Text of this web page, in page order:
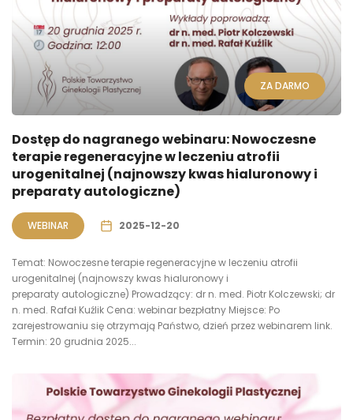
ZA DARMO
Dostęp do nagranego webinaru: Nowoczesne
terapie regeneracyjne w leczeniu atrofii
urogenitalnej (najnowszy kwas hialuronowy i
preparaty autologiczne)
WEBINAR 2025-12-20
Temat: Nowoczesne terapie regeneracyjne w leczeniu atrofii
urogenitalnej (najnowszy kwas hialuronowy i
preparaty autologiczne) Prowadzący: dr n. med. Piotr Kolczewski; dr
n. med. Rafał Kuźlik Cena: webinar bezpłatny Miejsce: Po
zarejestrowaniu się otrzymają Państwo, dzień przez webinarem link.
Termin: 20 grudnia 2025...